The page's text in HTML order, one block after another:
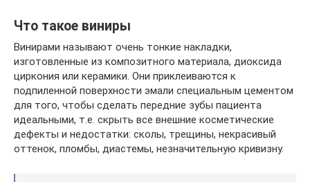
Что такое виниры
Винирами называют очень тонкие накладки,
изготовленные из композитного материала, диоксида
циркония или керамики. Они приклеиваются к
подпиленной поверхности эмали специальным цементом
для того, чтобы сделать передние зубы пациента
идеальными, т.е. скрыть все внешние косметические
дефекты и недостатки: сколы, трещины, некрасивый
оттенок, пломбы, диастемы, незначительную кривизну.